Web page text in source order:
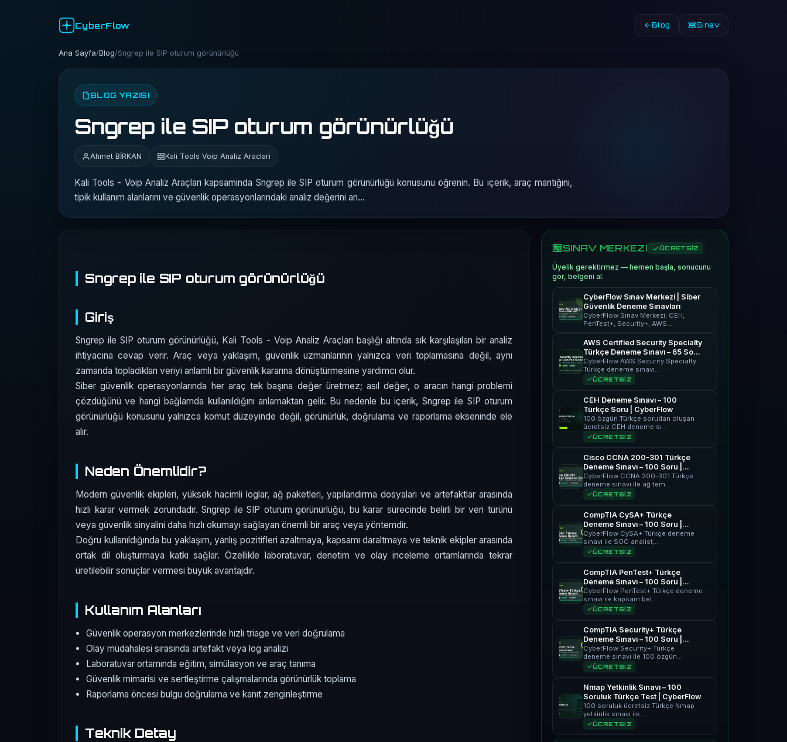
CyberFlow Blog Sınav
Ana Sayfa/Blog/Sngrep ile SIP oturum görünürlüğü
BLOG YAZISI
Sngrep ile SIP oturum görünürlüğü
Ahmet BİRKAN Kali Tools Voip Analiz Araclari
Kali Tools - Voip Analiz Araçları kapsamında Sngrep ile SIP oturum görünürlüğü konusunu öğrenin. Bu içerik, araç mantığını,
tipik kullanım alanlarını ve güvenlik operasyonlarındaki analiz değerini an…
Sngrep ile SIP oturum görünürlüğü
Giriş
Sngrep ile SIP oturum görünürlüğü, Kali Tools - Voip Analiz Araçları başlığı altında sık karşılaşılan bir analiz
ihtiyacına cevap verir. Araç veya yaklaşım, güvenlik uzmanlarının yalnızca veri toplamasına değil, aynı
zamanda topladıkları veriyi anlamlı bir güvenlik kararına dönüştürmesine yardımcı olur.
Siber güvenlik operasyonlarında her araç tek başına değer üretmez; asıl değer, o aracın hangi problemi
çözdüğünü ve hangi bağlamda kullanıldığını anlamaktan gelir. Bu nedenle bu içerik, Sngrep ile SIP oturum
görünürlüğü konusunu yalnızca komut düzeyinde değil, görünürlük, doğrulama ve raporlama ekseninde ele
alır.
Neden Önemlidir?
Modern güvenlik ekipleri, yüksek hacimli loglar, ağ paketleri, yapılandırma dosyaları ve artefaktlar arasında
hızlı karar vermek zorundadır. Sngrep ile SIP oturum görünürlüğü, bu karar sürecinde belirli bir veri türünü
veya güvenlik sinyalini daha hızlı okumayı sağlayan önemli bir araç veya yöntemdir.
Doğru kullanıldığında bu yaklaşım, yanlış pozitifleri azaltmaya, kapsamı daraltmaya ve teknik ekipler arasında
ortak dil oluşturmaya katkı sağlar. Özellikle laboratuvar, denetim ve olay inceleme ortamlarında tekrar
üretilebilir sonuçlar vermesi büyük avantajdır.
Kullanım Alanları
Güvenlik operasyon merkezlerinde hızlı triage ve veri doğrulama
Olay müdahalesi sırasında artefakt veya log analizi
Laboratuvar ortamında eğitim, simülasyon ve araç tanıma
Güvenlik mimarisi ve sertleştirme çalışmalarında görünürlük toplama
Raporlama öncesi bulgu doğrulama ve kanıt zenginleştirme
Teknik Detay
SINAV MERKEZİ ÜCRETSİZ
Üyelik gerektirmez — hemen başla, sonucunu
gör, belgeni al.
CyberFlow Sınav Merkezi | Siber
Güvenlik Deneme Sınavları
CyberFlow Sınav Merkezi; CEH,
PenTest+, Security+, AWS…
AWS Certified Security Specialty
Türkçe Deneme Sınavı – 65 Soru
| CyberFlow
CyberFlow AWS Security Specialty
Türkçe deneme sınavı…
ÜCRETSİZ
CEH Deneme Sınavı – 100
Türkçe Soru | CyberFlow
100 özgün Türkçe sorudan oluşan
ücretsiz CEH deneme sı…
ÜCRETSİZ
Cisco CCNA 200-301 Türkçe
Deneme Sınavı – 100 Soru |
CyberFlow
CyberFlow CCNA 200-301 Türkçe
deneme sınavı ile ağ tem…
ÜCRETSİZ
CompTIA CySA+ Türkçe
Deneme Sınavı – 100 Soru |
CyberFlow
CyberFlow CySA+ Türkçe deneme
sınavı ile SOC analist,…
ÜCRETSİZ
CompTIA PenTest+ Türkçe
Deneme Sınavı – 100 Soru |
CyberFlow
CyberFlow PenTest+ Türkçe deneme
sınavı ile kapsam bel…
ÜCRETSİZ
CompTIA Security+ Türkçe
Deneme Sınavı – 100 Soru |
CyberFlow
CyberFlow Security+ Türkçe
deneme sınavı ile 100 özgün…
ÜCRETSİZ
Nmap Yetkinlik Sınavı – 100
Soruluk Türkçe Test | CyberFlow
100 soruluk ücretsiz Türkçe Nmap
yetkinlik sınavı ile…
ÜCRETSİZ